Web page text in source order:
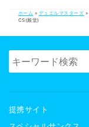
ホーム » デュエルマスターズ »
CS(殿堂)
提携サイト